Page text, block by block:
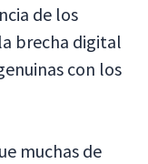
de los
brecha digital
con los
muchas de